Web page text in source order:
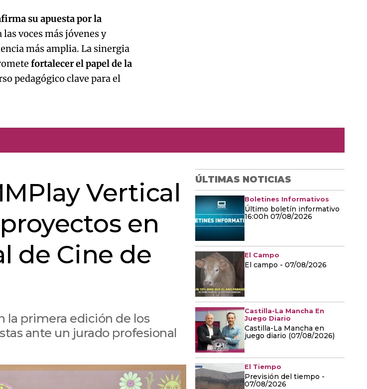
su apuesta por la
voces más jóvenes y
más amplia. La sinergia
fortalecer el papel de la
pedagógico clave para el
Vertical
en
de Cine de
la primera edición de los
ante un jurado profesional
ÚLTIMAS NOTICIAS
Boletines Informativos
Último boletín informativo
16:00h 07/08/2026
El Campo
El campo - 07/08/2026
Castilla-La Mancha En
Juego Diario
Castilla-La Mancha en
juego diario (07/08/2026)
El Tiempo
Previsión del tiempo -
07/08/2026